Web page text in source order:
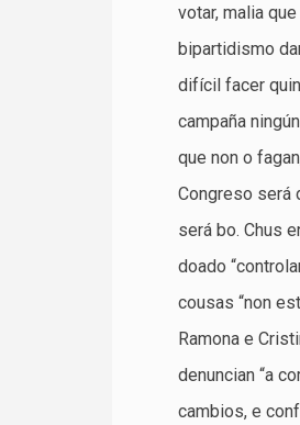
votar, malia
bipartidismo
difícil facer
campaña
que non o
Congreso será
será bo. Chus
doado
cousas “non
Ramona e
denuncian “a
cambios, e